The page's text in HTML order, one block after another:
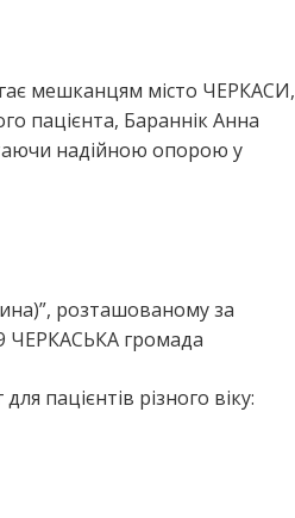
мешканцям місто ЧЕРКАСИ,
пацієнта, Бараннік Анна
надійною опорою у
розташованому за
ЧЕРКАСЬКА громада
пацієнтів різного віку: